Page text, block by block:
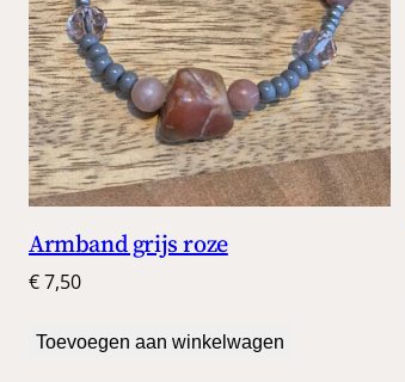
Armband grijs roze
€7,50
Toevoegen aan winkelwagen